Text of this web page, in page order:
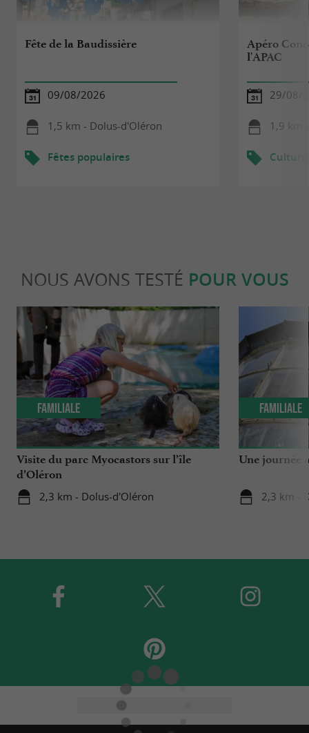
Fête de la Baudissière
09/08/2026
1,5 km - Dolus-d'Oléron
Fêtes populaires
Apéro
l'APAC
29/08/
1,9 km
Culture
NOUS AVONS TESTÉ POUR VOUS
Visite du parc Myocastors sur l’île
d’Oléron
2,3 km - Dolus-d'Oléron
Familiale
Une journée
2,3 km -
Familiale